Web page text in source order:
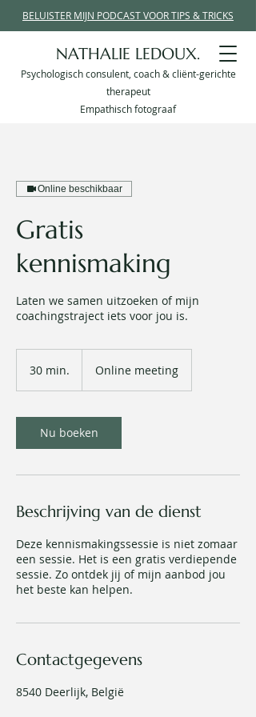
NATHALIE LEDOUX.
BELUISTER MIJN PODCAST VOOR TIPS & TRICKS
Psychologisch consulent, coach & cliënt-gerichte
therapeut
Empathisch fotograaf
Online beschikbaar
Gratis
kennismaking
Laten we samen uitzoeken of mijn
coachingstraject iets voor jou is.
30 min.
i
n
.
Online meeting
Nu boeken
Beschrijving van de dienst
Deze kennismakingssessie is niet zomaar
een sessie. Het is een gratis verdiepende
sessie. Zo ontdek jij of mijn aanbod jou
het beste kan helpen.
Contactgegevens
8540 Deerlijk, België